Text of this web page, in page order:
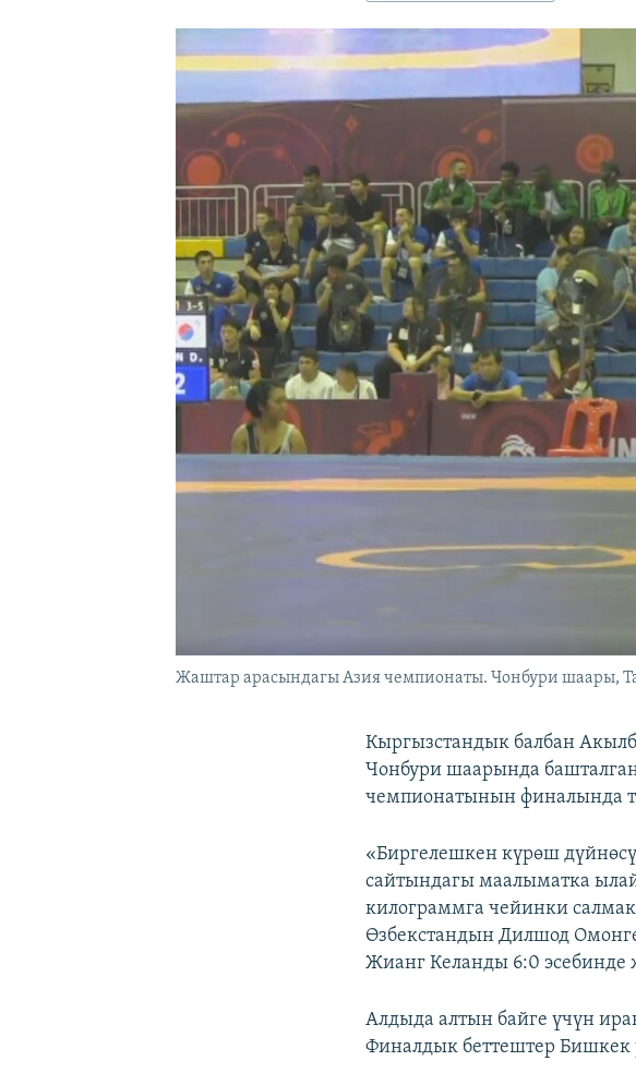
Жаштар арасындагы Азия чемпионаты. Чонбури шаары,
Кыргызстандык балбан
Чонбури шаарында
чемпионатынын финалында
«Биргелешкен күрөш
сайтындагы маалыматка
килограммга чейинки
Өзбекстандын Дилшод
Жианг Келанды 6:0 эсебинде
Алдыда алтын байге үчүн
Финалдык беттештер Бишкек